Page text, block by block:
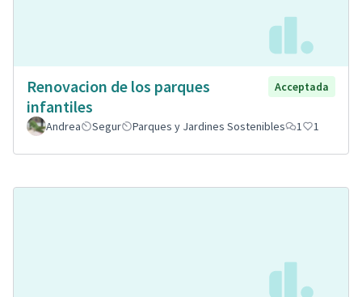
Renovacion de los parques
infantiles
Acceptada
Andrea Segur Parques y Jardines Sostenibles 1 1